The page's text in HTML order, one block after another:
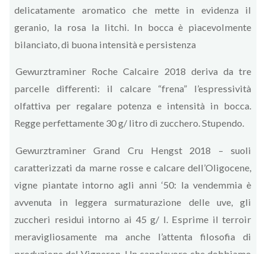
delicatamente aromatico che mette in evidenza il
geranio, la rosa la litchi. In bocca è piacevolmente
bilanciato, di buona intensità e persistenza
Gewurztraminer Roche Calcaire 2018 deriva da tre
parcelle differenti: il calcare “frena” l’espressività
olfattiva per regalare potenza e intensità in bocca.
Regge perfettamente 30 g/ litro di zucchero. Stupendo.
Gewurztraminer Grand Cru Hengst 2018 – suoli
caratterizzati da marne rosse e calcare dell’Oligocene,
vigne piantate intorno agli anni ‘50: la vendemmia è
avvenuta in leggera surmaturazione delle uve, gli
zuccheri residui intorno ai 45 g/ l. Esprime il terroir
meravigliosamente ma anche l’attenta filosofia di